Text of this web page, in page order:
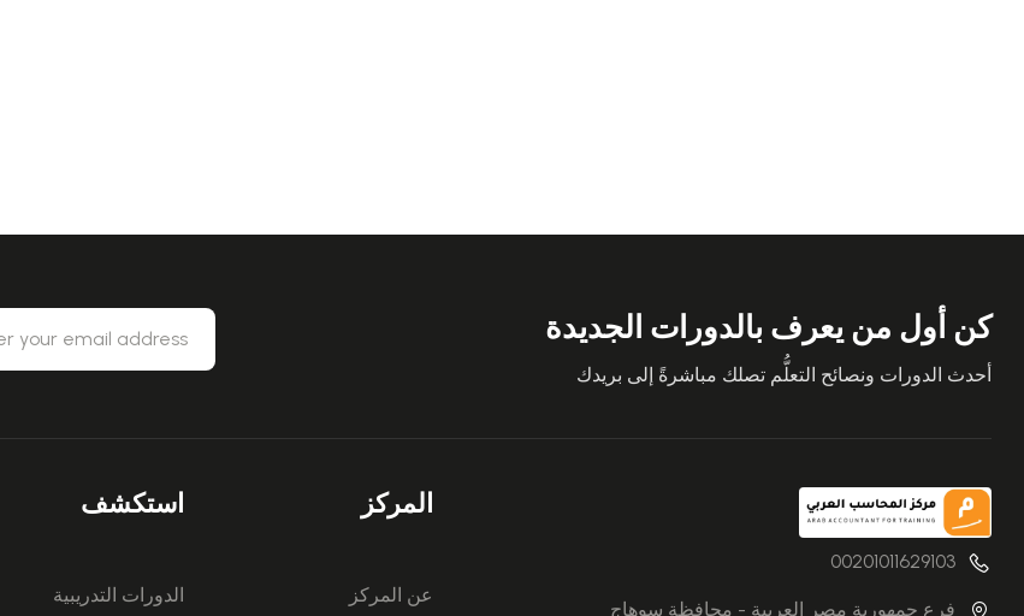
كن أول من يعرف بالدورات الجديدة
أحدث الدورات ونصائح التعلُّم تصلك مباشرةً إلى بريدك
00201011629103
فرع جمهورية مصر العربية - محافظة سوهاج
المركز
عن المركز
استكشف
الدورات التدريبية